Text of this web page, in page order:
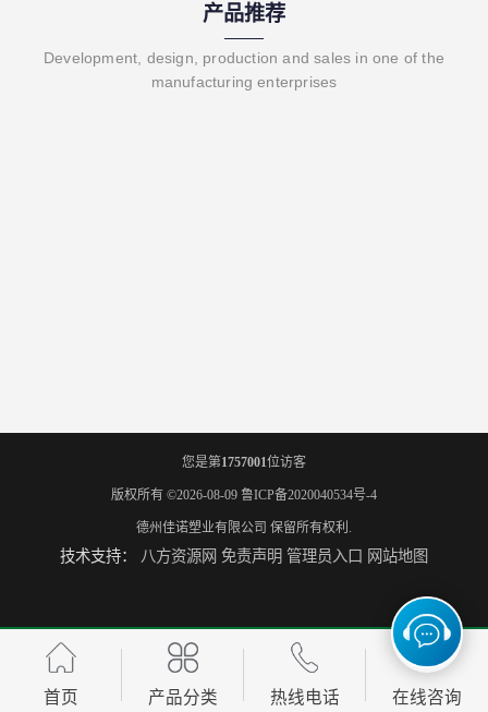
产品推荐
Development, design, production and sales in one of the
manufacturing enterprises
您是第1757001位访客
版权所有 ©2026-08-09 鲁ICP备2020040534号-4
德州佳诺塑业有限公司 保留所有权利.
技术支持： 八方资源网 免责声明 管理员入口 网站地图
首页 产品分类 热线电话 在线咨询